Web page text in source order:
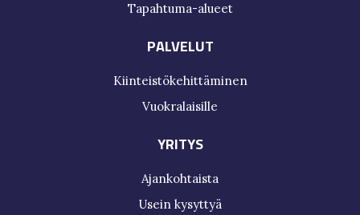
Tapahtuma-alueet
PALVELUT
Kiinteistökehittäminen
Vuokralaisille
YRITYS
Ajankohtaista
Usein kysyttyä